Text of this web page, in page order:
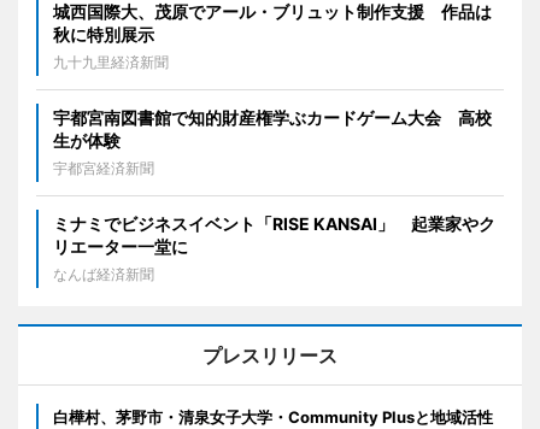
城西国際大、茂原でアール・ブリュット制作支援 作品は
秋に特別展示
九十九里経済新聞
宇都宮南図書館で知的財産権学ぶカードゲーム大会 高校
生が体験
宇都宮経済新聞
ミナミでビジネスイベント「RISE KANSAI」 起業家やク
リエーター一堂に
なんば経済新聞
プレスリリース
白樺村、茅野市・清泉女子大学・Community Plusと地域活性